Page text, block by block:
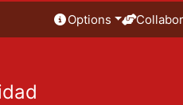
Options